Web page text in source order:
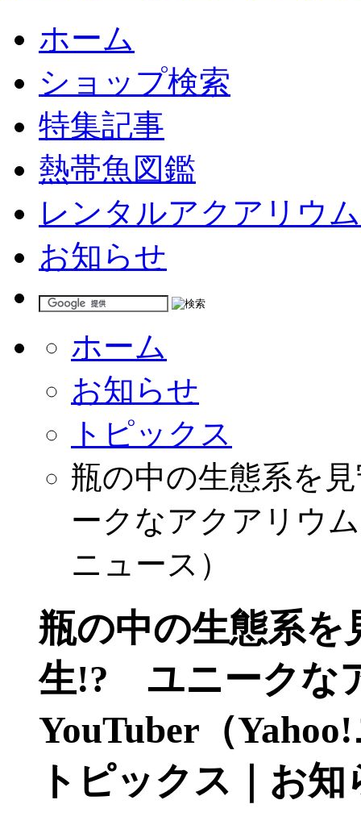
ホーム
ショップ検索
特集記事
熱帯魚図鑑
レンタルアクアリウム
お知らせ
ホーム
お知らせ
トピックス
瓶の中の生態系を
ークなアクアリウ
ニュース）
瓶の中の生態系を
生!? ユニークな
YouTuber（
トピックス｜お知